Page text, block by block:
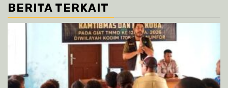
BERITA TERKAIT